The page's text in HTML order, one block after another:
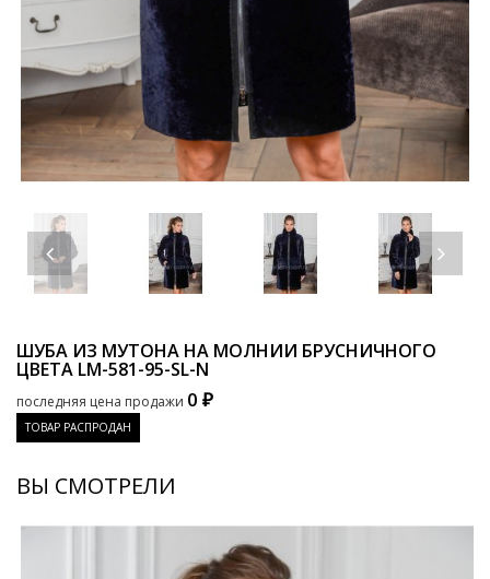
ШУБА ИЗ МУТОНА НА МОЛНИИ БРУСНИЧНОГО
ЦВЕТА LM-581-95-SL-N
последняя цена продажи 0 ₽
ТОВАР РАСПРОДАН
ВЫ СМОТРЕЛИ